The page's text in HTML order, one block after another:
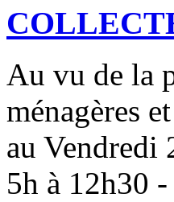
Au vu de la
ménagères
au Vendredi
5h à 12h30